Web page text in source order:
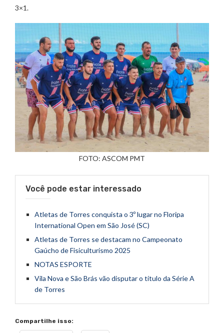
3×1.
FOTO: ASCOM PMT
Você pode estar interessado
Atletas de Torres conquista o 3º lugar no Floripa
International Open em São José (SC)
Atletas de Torres se destacam no Campeonato
Gaúcho de Fisiculturismo 2025
NOTAS ESPORTE
Vila Nova e São Brás vão disputar o título da Série A
de Torres
Compartilhe isso: